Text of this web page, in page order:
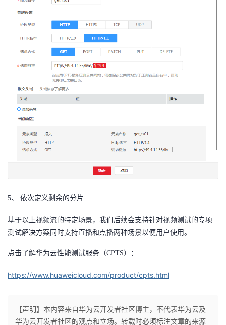
5、 依次定义剩余的分片
基于以上视频流的特定场景，我们后续会支持针对视频测试的专项
测试解决方案同时支持直播和点播两种场景以便用户使用。
点击了解华为云性能测试服务（CPTS）：
https://www.huaweicloud.com/product/cpts.html
【声明】本内容来自华为云开发者社区博主，不代表华为云及
华为云开发者社区的观点和立场。转载时必须标注文章的来源